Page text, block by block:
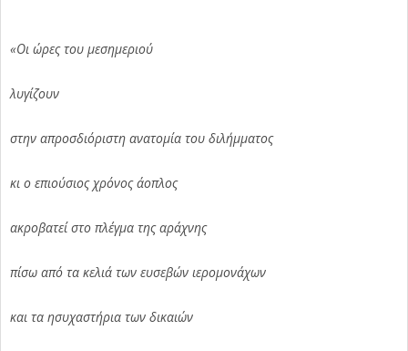
«Οι ώρες του μεσημεριού
λυγίζουν
στην απροσδιόριστη ανατομία του διλήμματος
κι ο επιούσιος χρόνος άοπλος
ακροβατεί στο πλέγμα της αράχνης
πίσω από τα κελιά των ευσεβών ιερομονάχων
και τα ησυχαστήρια των δικαιών